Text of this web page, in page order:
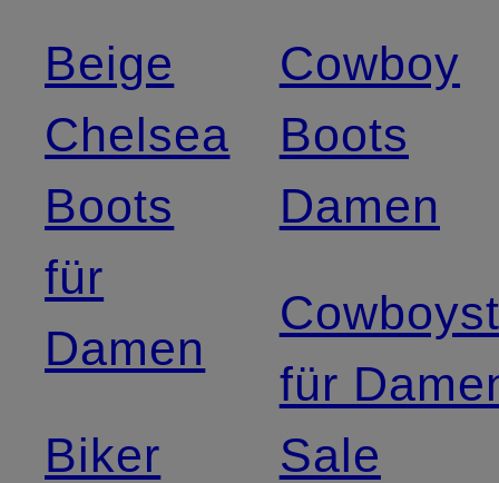
Beige
Chelsea
Boots
für
Damen
Biker
Cowboy
Boots
Damen
für
Sale